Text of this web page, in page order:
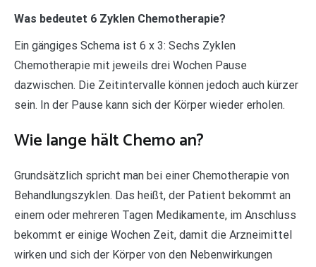
Was bedeutet 6 Zyklen Chemotherapie?
Ein gängiges Schema ist 6 x 3: Sechs Zyklen
Chemotherapie mit jeweils drei Wochen Pause
dazwischen. Die Zeitintervalle können jedoch auch kürzer
sein. In der Pause kann sich der Körper wieder erholen.
Wie lange hält Chemo an?
Grundsätzlich spricht man bei einer Chemotherapie von
Behandlungszyklen. Das heißt, der Patient bekommt an
einem oder mehreren Tagen Medikamente, im Anschluss
bekommt er einige Wochen Zeit, damit die Arzneimittel
wirken und sich der Körper von den Nebenwirkungen